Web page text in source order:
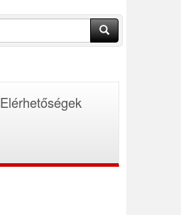
Keresés
Elérhetőségek